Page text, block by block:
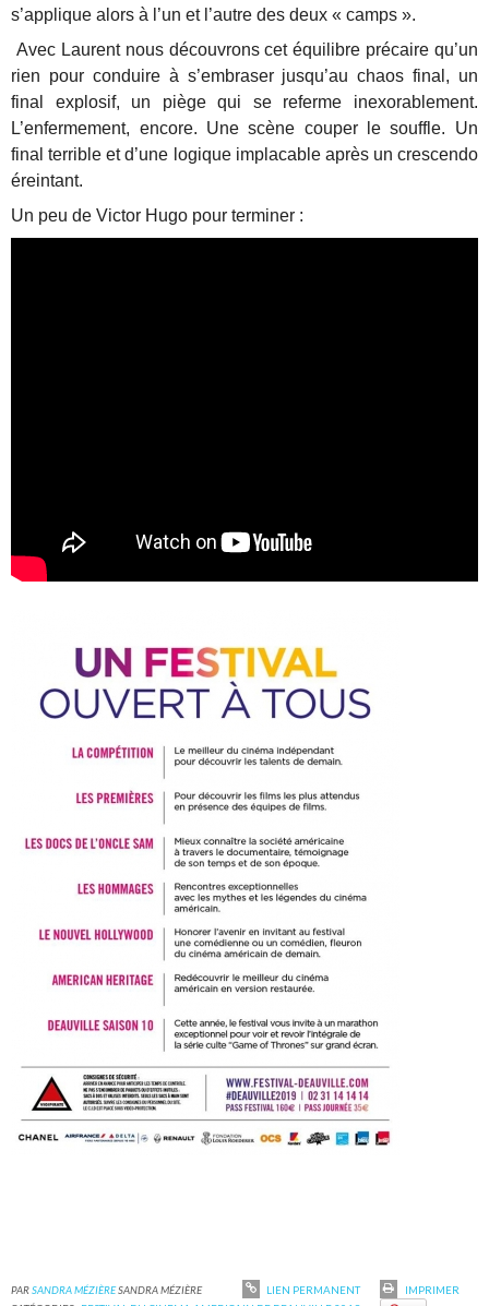
s’applique alors à l’un et l’autre des deux « camps ».
Avec Laurent nous découvrons cet équilibre précaire qu’un
rien pour conduire à s’embraser jusqu’au chaos final, un
final explosif, un piège qui se referme inexorablement.
L’enfermement, encore. Une scène couper le souffle. Un
final terrible et d’une logique implacable après un crescendo
éreintant.
Un peu de Victor Hugo pour terminer :
PARSANDRA MÉZIÈRESANDRA MÉZIÈRE LIEN PERMANENT
IMPRIMER